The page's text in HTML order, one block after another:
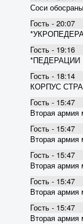
Соси
Гость - 20:07
Гость - 19:16
*ПЕДЕРАЦИИ
Гость - 18:14
КОРПУС
Гость - 15:47
Вторая
Гость - 15:47
Вторая
Гость - 15:47
Вторая
Гость - 15:47
Вторая
Гость - 15:47
Вторая